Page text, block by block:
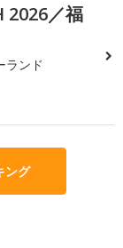
2026／福
ランド
ング